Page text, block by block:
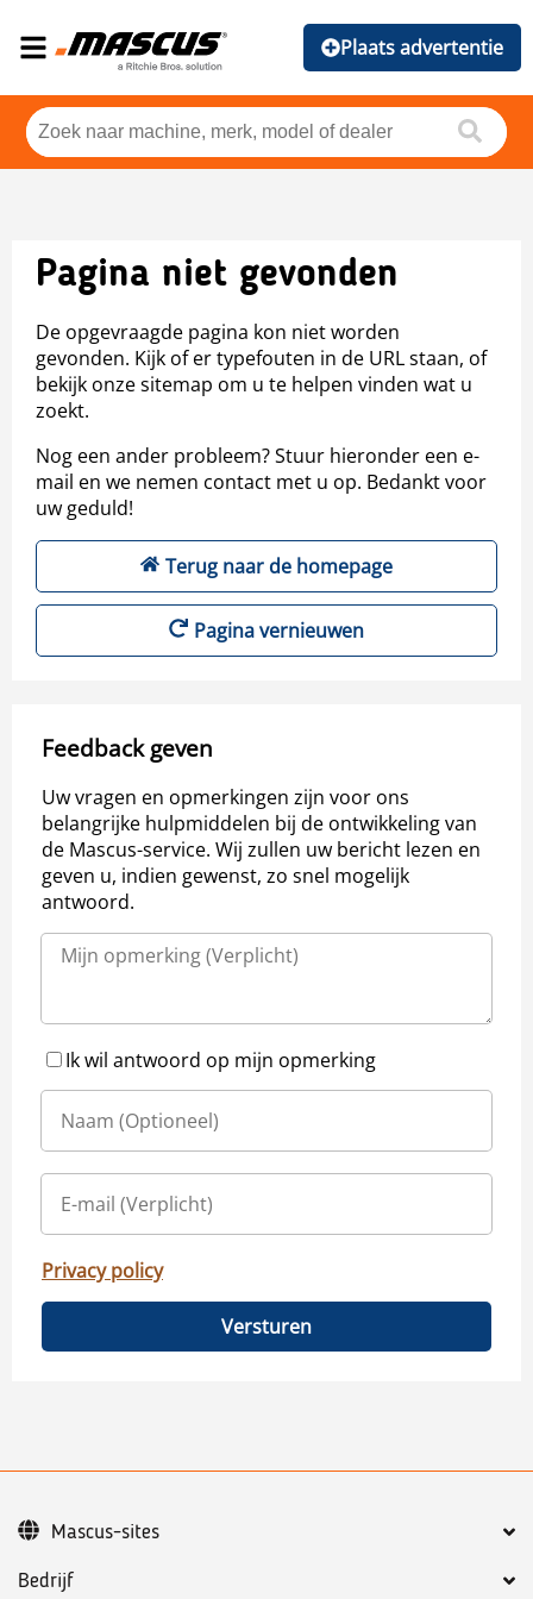
Plaats advertentie
Pagina niet gevonden
De opgevraagde pagina kon niet worden
gevonden. Kijk of er typefouten in de URL staan, of
bekijk onze sitemap om u te helpen vinden wat u
zoekt.
Nog een ander probleem? Stuur hieronder een e-
mail en we nemen contact met u op. Bedankt voor
uw geduld!
Terug naar de homepage
Pagina vernieuwen
Feedback geven
Uw vragen en opmerkingen zijn voor ons
belangrijke hulpmiddelen bij de ontwikkeling van
de Mascus-service. Wij zullen uw bericht lezen en
geven u, indien gewenst, zo snel mogelijk
antwoord.
Ik wil antwoord op mijn opmerking
Privacy policy
Versturen
Bedrijf
Mascus-sites